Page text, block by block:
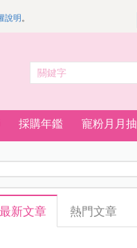
說明 。
採購年鑑 寵粉月月抽
最新文章 熱門文章